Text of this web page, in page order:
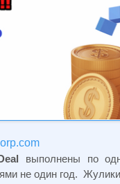
выполнены по
не один год.